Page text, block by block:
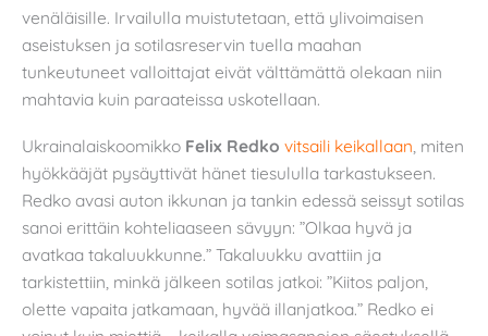
venäläisille. Irvailulla muistutetaan, että ylivoimaisen
aseistuksen ja sotilasreservin tuella maahan
tunkeutuneet valloittajat eivät välttämättä olekaan niin
mahtavia kuin paraateissa uskotellaan.
Ukrainalaiskoomikko Felix Redko vitsaili keikallaan, miten
hyökkääjät pysäyttivät hänet tiesululla tarkastukseen.
Redko avasi auton ikkunan ja tankin edessä seissyt sotilas
sanoi erittäin kohteliaaseen sävyyn: ”Olkaa hyvä ja
avatkaa takaluukkunne.” Takaluukku avattiin ja
tarkistettiin, minkä jälkeen sotilas jatkoi: ”Kiitos paljon,
olette vapaita jatkamaan, hyvää illanjatkoa.” Redko ei